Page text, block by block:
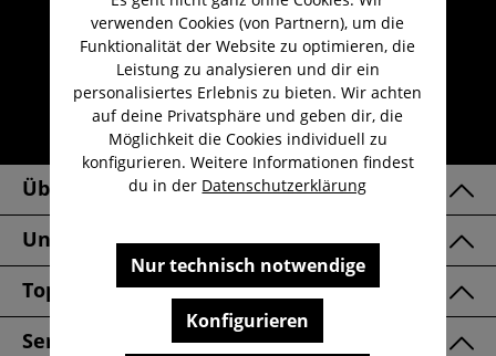
Kauf auf Rechnung
Kostenloser Versand ab 29,-€
Lieferzeit 1-3 Werktage
30 Tage kostenlose Retoure
Über Uns
Unsere Marken
Top Kategorien
Service & FAQ
verwenden Cookies (von Partnern), um die
Funktionalität der Website zu optimieren, die
Leistung zu analysieren und dir ein
personalisiertes Erlebnis zu bieten. Wir achten
auf deine Privatsphäre und geben dir, die
Möglichkeit die Cookies individuell zu
konfigurieren. Weitere Informationen findest
du in der Datenschutzerklärung
Nur technisch notwendige
Konfigurieren